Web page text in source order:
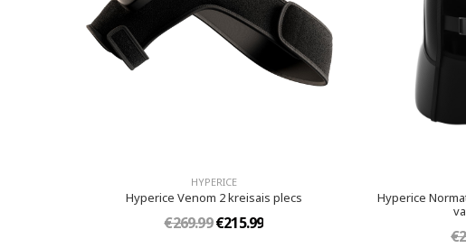
HYPERICE
Hyperice Venom 2 kreisais plecs
€269.99€215.99
Hyperice